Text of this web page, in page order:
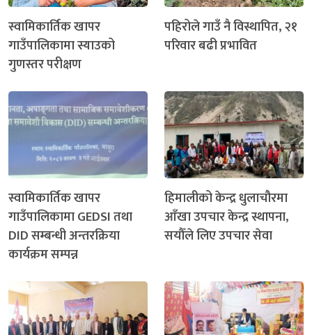
स्वामिकार्तिक खापर
गाउँपालिकामा स्याउको
गुणस्तर परीक्षण
पहिरोले गाउँ नै विस्थापित, २१
परिवार बढी प्रभावित
स्वामिकार्तिक खापर
गाउँपालिकामा GEDSI तथा
DID सम्बन्धी अन्तरक्रिया
कार्यक्रम सम्पन्न
हिमालीको केन्द्र धुलाचौरमा
आँखा उपचार केन्द्र स्थापना,
सयौँले लिए उपचार सेवा